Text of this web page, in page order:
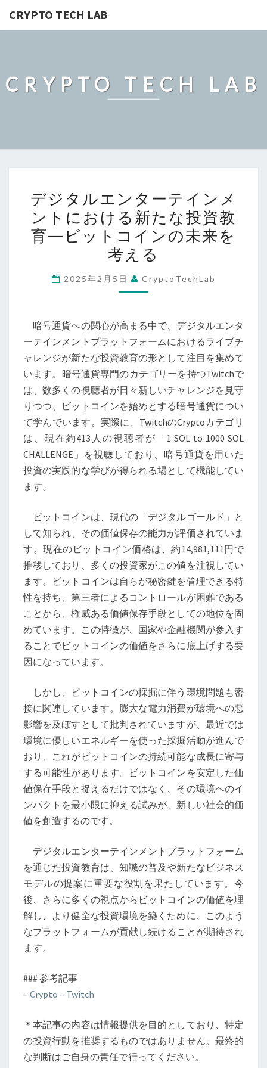
CRYPTO TECH LAB
CRYPTO TECH LAB
ジ
タ
ル
エ
ン
タ
イ
ン
メ
ン
ト
に
お
け
る
新
投
資
教
育
―
ビ
ッ
ト
コ
の
未
来
を
考
え
る
デジタルエンターテインメ
ントにおける新たな投資教
育―ビットコインの未来を
考える
2025年2月5日 CryptoTechLab
暗号通貨への関心が高まる中で、デジタルエンタ
ーテインメントプラットフォームにおけるライブチ
ャレンジが新たな投資教育の形として注目を集めて
います。暗号通貨専門のカテゴリーを持つTwitchで
は、数多くの視聴者が日々新しいチャレンジを見守
りつつ、ビットコインを始めとする暗号通貨につい
て学んでいます。実際に、TwitchのCryptoカテゴリ
は、現在約413人の視聴者が「1 SOL to 1000 SOL
CHALLENGE」を視聴しており、暗号通貨を用いた
投資の実践的な学びが得られる場として機能してい
ます。
ビットコインは、現代の「デジタルゴールド」と
して知られ、その価値保存の能力が評価されていま
す。現在のビットコイン価格は、約14,981,111円で
推移しており、多くの投資家がこの値を注視してい
ます。ビットコインは自らが秘密鍵を管理できる特
性を持ち、第三者によるコントロールが困難である
ことから、権威ある価値保存手段としての地位を固
めています。この特徴が、国家や金融機関が参入す
ることでビットコインの価値をさらに底上げする要
因になっています。
しかし、ビットコインの採掘に伴う環境問題も密
接に関連しています。膨大な電力消費が環境への悪
影響を及ぼすとして批判されていますが、最近では
環境に優しいエネルギーを使った採掘活動が進んで
おり、これがビットコインの持続可能な成長に寄与
する可能性があります。ビットコインを安定した価
値保存手段と捉えるだけではなく、その環境へのイ
ンパクトを最小限に抑える試みが、新しい社会的価
値を創造するのです。
デジタルエンターテインメントプラットフォーム
を通じた投資教育は、知識の普及や新たなビジネス
モデルの提案に重要な役割を果たしています。今
後、さらに多くの視点からビットコインの価値を理
解し、より健全な投資環境を築くために、このよう
なプラットフォームが貢献し続けることが期待され
ます。
### 参考記事
– Crypto – Twitch
＊本記事の内容は情報提供を目的としており、特定
の投資行動を推奨するものではありません。最終的
な判断はご自身の責任で行ってください。